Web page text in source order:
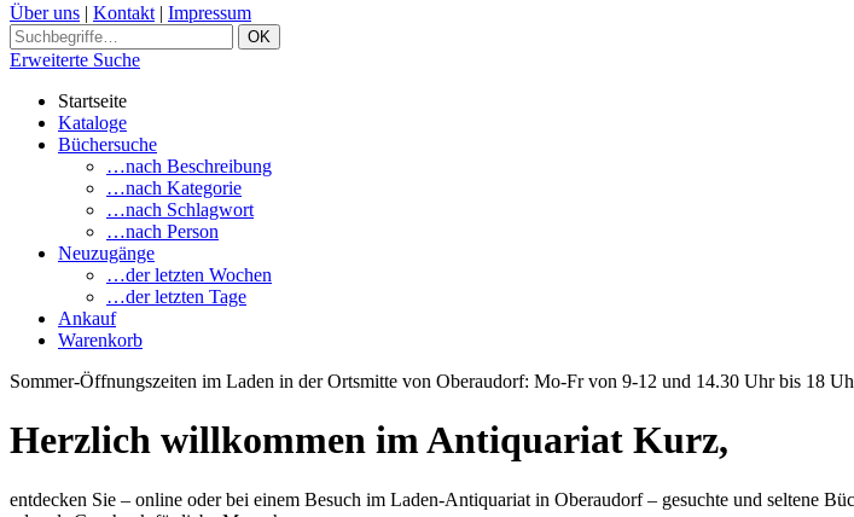
Über uns | Kontakt | Impressum
Erweiterte Suche
Startseite
Kataloge
Büchersuche
…nach Beschreibung
…nach Kategorie
…nach Schlagwort
…nach Person
Neuzugänge
…der letzten Wochen
…der letzten Tage
Ankauf
Warenkorb
Sommer-Öffnungszeiten im Laden in der Ortsmitte von Oberaudorf: Mo-Fr von 9-12 und 14.30 Uhr bis 18
Herzlich willkommen im Antiquariat Kurz,
entdecken Sie – online oder bei einem Besuch im Laden-Antiquariat in Oberaudorf – gesuchte und seltene